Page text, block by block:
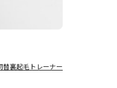
替裏起毛トレーナー